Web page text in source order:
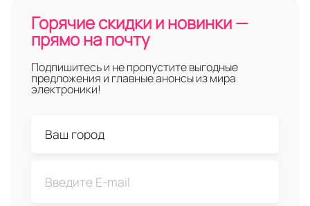
Горячие скидки и новинки —
прямо на почту
Подпишитесь и не пропустите выгодные
предложения и главные анонсы из мира
электроники!